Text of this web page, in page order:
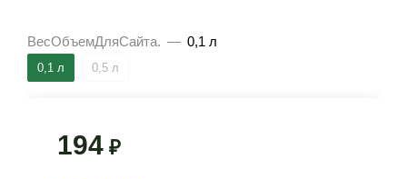
ВесОбъемДляСайта. — 0,1 л
0,1 л 0,5 л
194 ₽